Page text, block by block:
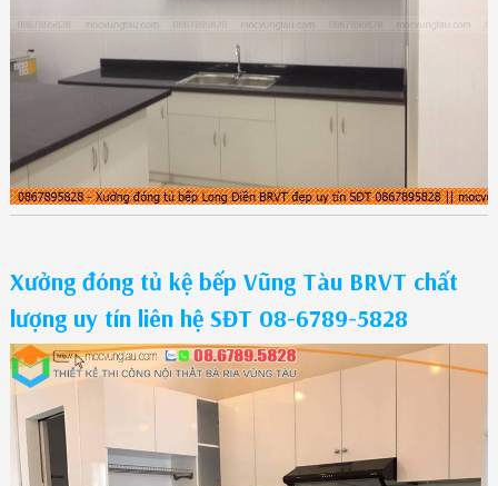
Xưởng đóng tủ kệ bếp Vũng Tàu BRVT chất
lượng uy tín liên hệ SĐT 08-6789-5828